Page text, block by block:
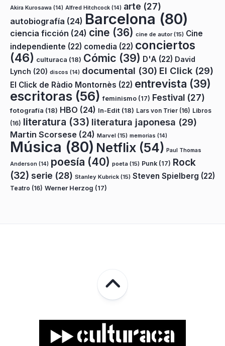
Akira Kurosawa (14) Alfred Hitchcock (14) arte (27)
autobiografía (24) Barcelona (80)
ciencia ficción (24) cine (36) cine de autor(15) Cine
independiente (22) comedia (22) conciertos
(46) culturaca (18) Cómic (39) D'A (22) David
Lynch (20) discos (14) documental (30) El Click (29)
El Click de Ràdio Montornès (22) entrevista (39)
escritoras (56) feminismo (17) Festival (27)
fotografía (18) HBO (24) In-Edit (18) Lars von Trier (16) Libros
(16) literatura (33) literatura japonesa (29)
Martin Scorsese (24) Marvel (15) memorias (14)
Música (80) Netflix (54) Paul Thomas
Anderson (14) poesía (40) poeta (15) Punk (17) Rock
(32) serie (28) Stanley Kubrick (15) Steven Spielberg (22)
Teatro (16) Werner Herzog (17)